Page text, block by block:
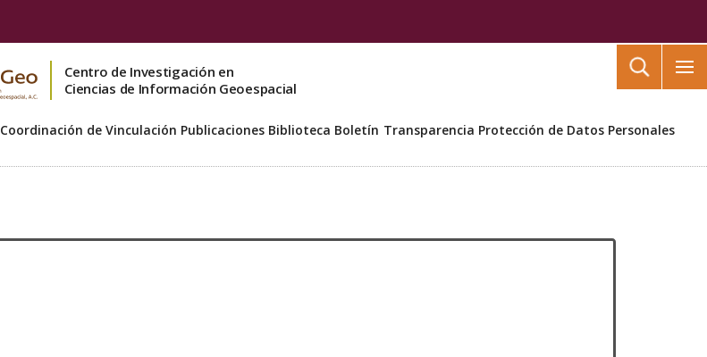
Centro de Investigación en
Ciencias de Información Geoespacial
Coordinación de Vinculación Publicaciones Biblioteca Boletín Transparencia Protección de Datos Personales